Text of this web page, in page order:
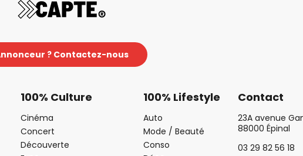
? Contactez-nous
100% Culture
Cinéma
Concert
Découverte
100% Lifestyle
Auto
Mode / Beauté
Conso
Contact
23A avenue
88000 Épinal
03 29 82 56 18